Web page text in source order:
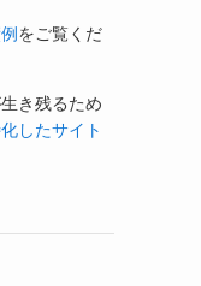
をご覧くだ
き残るため
したサイト